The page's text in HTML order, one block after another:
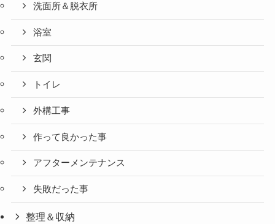
洗面所＆脱衣所
浴室
玄関
トイレ
外構工事
作って良かった事
アフターメンテナンス
失敗だった事
整理＆収納